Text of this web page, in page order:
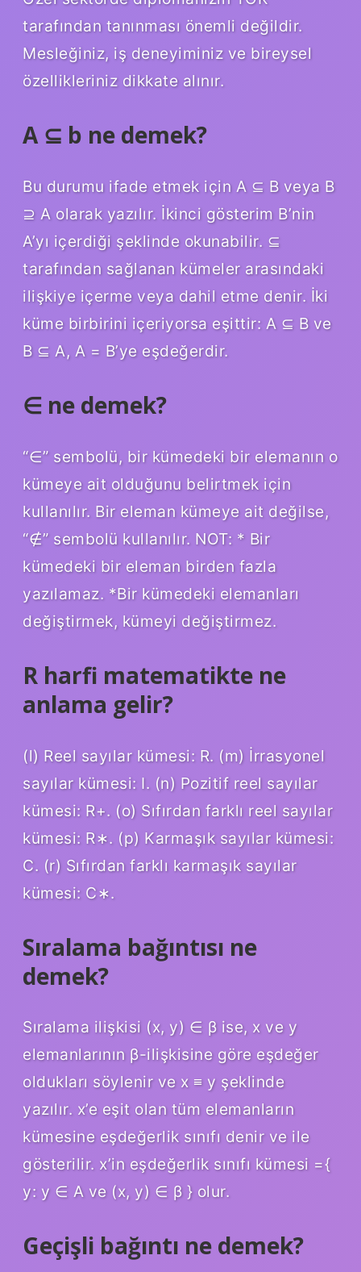
tarafından tanınması önemli değildir.
Mesleğiniz, iş deneyiminiz ve bireysel
özellikleriniz dikkate alınır.
A ⊆ b ne demek?
Bu durumu ifade etmek için A ⊆ B veya B
⊇ A olarak yazılır. İkinci gösterim B’nin
A’yı içerdiği şeklinde okunabilir. ⊆
tarafından sağlanan kümeler arasındaki
ilişkiye içerme veya dahil etme denir. İki
küme birbirini içeriyorsa eşittir: A ⊆ B ve
B ⊆ A, A = B’ye eşdeğerdir.
∈ ne demek?
“∈” sembolü, bir kümedeki bir elemanın o
kümeye ait olduğunu belirtmek için
kullanılır. Bir eleman kümeye ait değilse,
“∉” sembolü kullanılır. NOT: * Bir
kümedeki bir eleman birden fazla
yazılamaz. *Bir kümedeki elemanları
değiştirmek, kümeyi değiştirmez.
R harfi matematikte ne
anlama gelir?
(l) Reel sayılar kümesi: R. (m) İrrasyonel
sayılar kümesi: I. (n) Pozitif reel sayılar
kümesi: R+. (o) Sıfırdan farklı reel sayılar
kümesi: R∗. (p) Karmaşık sayılar kümesi:
C. (r) Sıfırdan farklı karmaşık sayılar
kümesi: C∗.
Sıralama bağıntısı ne
demek?
Sıralama ilişkisi (x, y) ∈ β ise, x ve y
elemanlarının β-ilişkisine göre eşdeğer
oldukları söylenir ve x ≡ y şeklinde
yazılır. x’e eşit olan tüm elemanların
kümesine eşdeğerlik sınıfı denir ve ile
gösterilir. x’in eşdeğerlik sınıfı kümesi ={
y: y ∈ A ve (x, y) ∈ β } olur.
Geçişli bağıntı ne demek?